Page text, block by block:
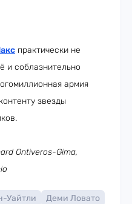
практически не
и соблазнительно
армия
звезды
Ontiveros-Gima,
Уайтли
Деми Ловато